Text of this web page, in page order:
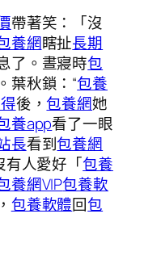
帶著笑：「沒
養網瞎扯長期
了。晝寢時包
葉秋鎖：“包養
後，包養網她
養app看了一眼
長看到包養網
有人愛好「包養
養網VIP包養軟
， 包養軟體回包